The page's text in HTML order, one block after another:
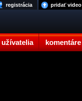
užívatelia komentáre
pridať video
registrácia